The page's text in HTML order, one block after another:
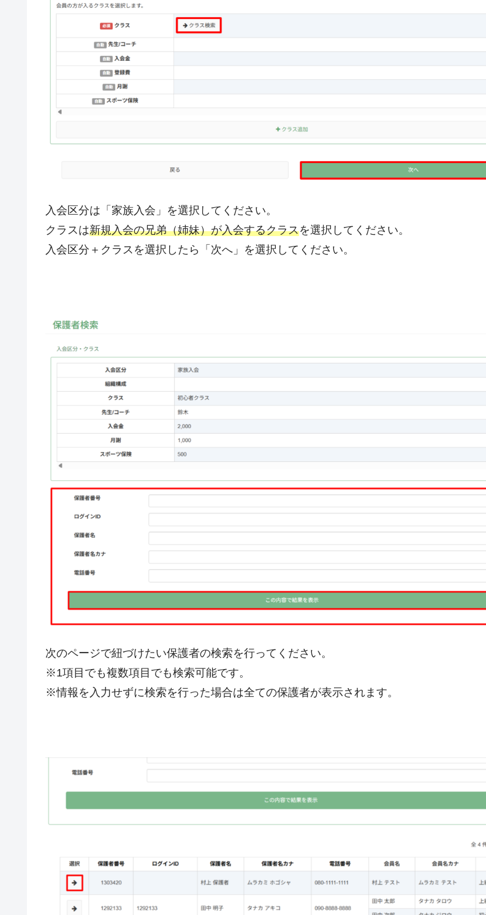
入会区分は「家族入会」を選択してください。
クラスは新規入会の兄弟（姉妹）が入会するクラスを選択してください。
入会区分＋クラスを選択したら「次へ」を選択してください。
次のページで紐づけたい保護者の検索を行ってください。
※1項目でも複数項目でも検索可能です。
※情報を入力せずに検索を行った場合は全ての保護者が表示されます。